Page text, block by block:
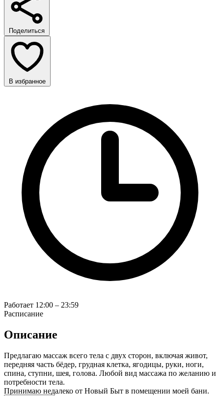
Поделиться
В избранное
Работает 12:00 – 23:59
Расписание
Описание
Предлагаю массаж всего тела с двух сторон, включая живот,
передняя часть бёдер, грудная клетка, ягодицы, руки, ноги,
спина, ступни, шея, голова. Любой вид массажа по желанию и
потребности тела.
Принимаю недалеко от Новый Быт в помещении моей бани.